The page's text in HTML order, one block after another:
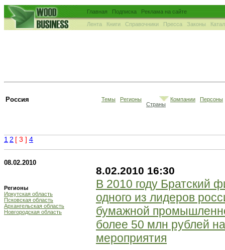
Главная Подписка Реклама на сайте
Лента Книги Справочники Пресса Законы
Россия Темы
Регионы
Страны
Компании Персоны
1 2 [ 3 ] 4
08.02.2010
Регионы
Иркутская область
Псковская область
Архангельская область
Новгородская область
8.02.2010 16:30
В 2010 году Братский
одного из лидеров
бумажной
более 50 млн рублей
мероприятия